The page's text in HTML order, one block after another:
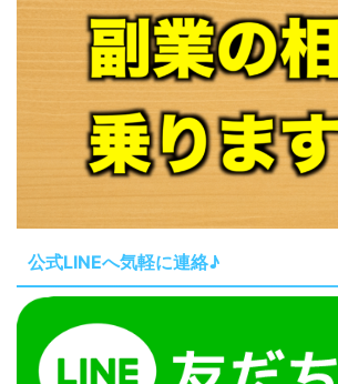
公式LINEへ気軽に連絡♪